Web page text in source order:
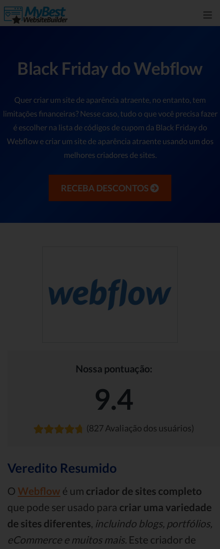
Black Friday do Webflow
Quer criar um site de aparência atraente, no entanto, tem
limitações financeiras? Nesse caso, tudo o que você precisa fazer
é escolher na lista de códigos de cupom da Black Friday do
Webflow e criar um site de aparência atraente usando um dos
melhores criadores de sites.
RECEBA DESCONTOS
Nossa pontuação:
9.4
(827 Avaliação dos usuários)
Veredito Resumido
O Webflow é um criador de sites completo
que pode ser usado para criar uma variedade
de sites diferentes, incluindo blogs, portfólios,
eCommerce e muitos mais. Este criador de